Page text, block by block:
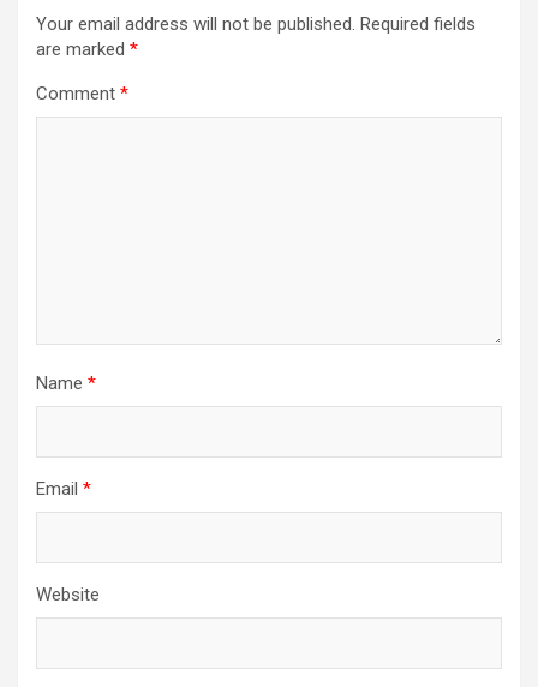
Your email address will not be published. Required fields
are marked *
Comment *
Name *
Email *
Website